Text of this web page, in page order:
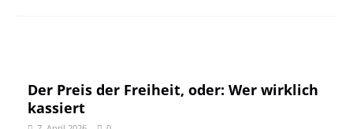
Der Preis der Freiheit, oder: Wer wirklich
kassiert